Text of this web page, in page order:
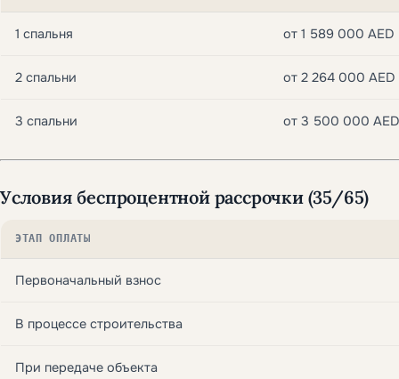
1 спальня от 1 589 000 AED
2 спальни от 2 264 000 AED
3 спальни от 3 500 000 AED
Условия беспроцентной рассрочки (35/65)
ЭТАП ОПЛАТЫ
Первоначальный взнос
В процессе строительства
При передаче объекта